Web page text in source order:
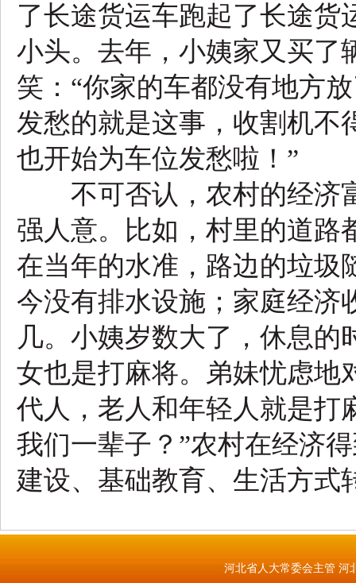
了长途货运车跑起了长途货
小头。去年，小姨家又买了
笑：“你家的车都没有地方
发愁的就是这事，收割机不
也开始为车位发愁啦！”
不可否认，农村的经济
强人意。比如，村里的道路
在当年的水准，路边的垃圾
今没有排水设施；家庭经济
几。小姨岁数大了，休息
女也是打麻将。弟妹忧虑地
代人，老人和年轻人就是打
我们一辈子？”农村在经济
建设、基础教育、生活方式
河北省人大常委会主管 河